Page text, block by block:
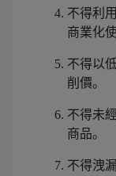
不得利
商業化
不得以
削價。
不得未
商品。
不得洩